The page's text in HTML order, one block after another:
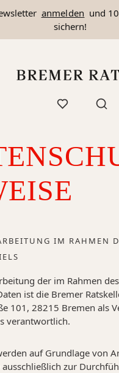
anmelden und
sichern!
IM RAHMEN
der im Rahmen
ist die Bremer
101, 28215 Bremen als
verantwortlich.
auf Grundlage von
ausschließlich zur